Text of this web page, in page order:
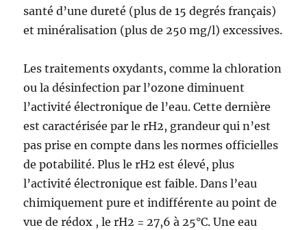
santé d’une dureté (plus de 15 degrés français)
et minéralisation (plus de 250 mg/l) excessives.
Les traitements oxydants, comme la chloration
ou la désinfection par l’ozone diminuent
l’activité électronique de l’eau. Cette dernière
est caractérisée par le rH2, grandeur qui n’est
pas prise en compte dans les normes officielles
de potabilité. Plus le rH2 est élevé, plus
l’activité électronique est faible. Dans l’eau
chimiquement pure et indifférente au point de
vue de rédox , le rH2 = 27,6 à 25°C. Une eau